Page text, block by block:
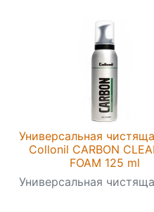
Универсальная
Collonil CARBON
FOAM 125 ml
Универсальная